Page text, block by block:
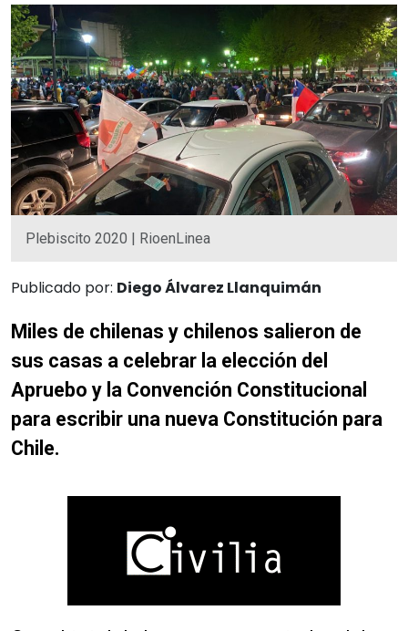
Plebiscito 2020 | RioenLinea
Publicado por: Diego Álvarez Llanquimán
Miles de chilenas y chilenos salieron de
sus casas a celebrar la elección del
Apruebo y la Convención Constitucional
para escribir una nueva Constitución para
Chile.